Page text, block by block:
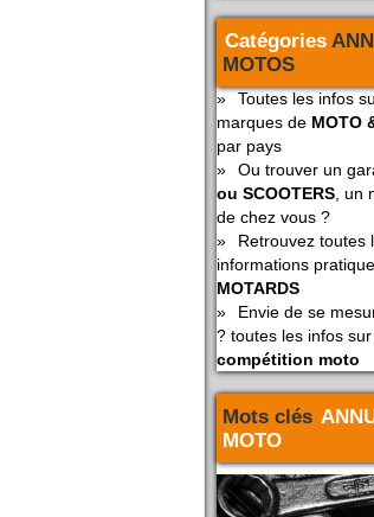
Catégories
MOTOS
»
Toutes les infos
marques de MOTO
par pays
»
Ou trouver un
ou SCOOTERS ,
de chez vous ?
»
Retrouvez toutes
informations
MOTARDS
»
Envie de se
? toutes les infos sur
compétition moto
Mots clés
MOTO